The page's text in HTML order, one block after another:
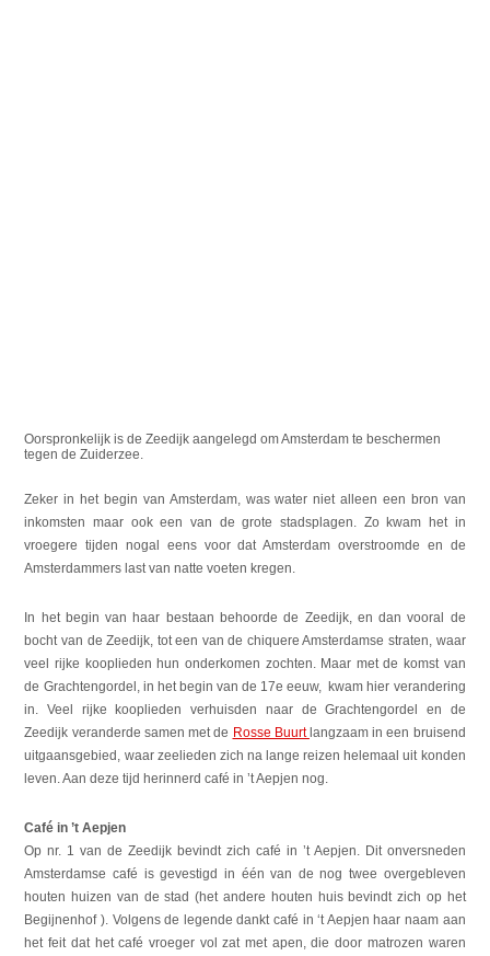
Oorspronkelijk is de Zeedijk aangelegd om Amsterdam te beschermen
tegen de Zuiderzee.
Zeker in het begin van Amsterdam, was water niet alleen een bron van
inkomsten maar ook een van de grote stadsplagen. Zo kwam het in
vroegere tijden nogal eens voor dat Amsterdam overstroomde en de
Amsterdammers last van natte voeten kregen.
In het begin van haar bestaan behoorde de Zeedijk, en dan vooral de
bocht van de Zeedijk, tot een van de chiquere Amsterdamse straten, waar
veel rijke kooplieden hun onderkomen zochten. Maar met de komst van
de Grachtengordel, in het begin van de 17e eeuw, kwam hier verandering
in. Veel rijke kooplieden verhuisden naar de Grachtengordel en de
Zeedijk veranderde samen met de Rosse Buurtlangzaam in een bruisend
uitgaansgebied, waar zeelieden zich na lange reizen helemaal uit konden
leven. Aan deze tijd herinnerd café in ’t Aepjen nog.
Café in ’t Aepjen
Op nr. 1 van de Zeedijk bevindt zich café in ’t Aepjen. Dit onversneden
Amsterdamse café is gevestigd in één van de nog twee overgebleven
houten huizen van de stad (het andere houten huis bevindt zich op het
Begijnenhof ). Volgens de legende dankt café in ‘t Aepjen haar naam aan
het feit dat het café vroeger vol zat met apen, die door matrozen waren